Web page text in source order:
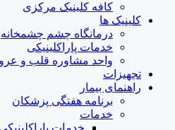
کافه کلینیک مرکزی
کلینیک ها
درمانگاه چشم چشمخانه
خدمات پاراکلینیکی
واحد مشاوره قلب و
تجهیزات
راهنمای بیمار
برنامه هفتگی پزشکان
خدمات
خدمات پاراکلینیکی